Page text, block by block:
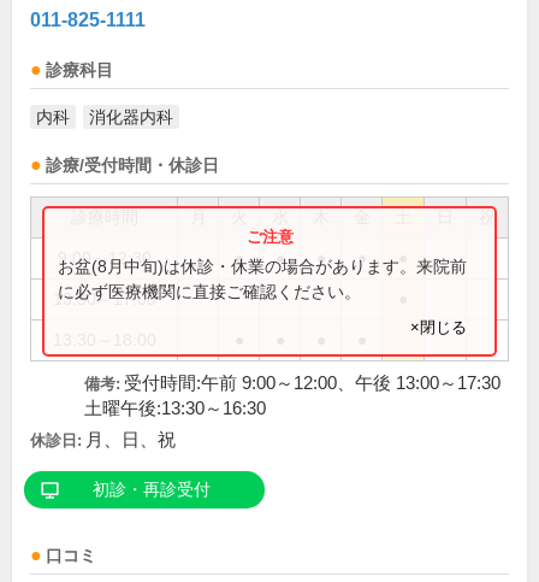
011-825-1111
診療科目
内科 消化器内科
診療/受付時間・休診日
祝
9:00～12:30 ● ● ● ●
13:30～17:00
お盆(8月中旬)は休診・休業の場合があります。来院前
に必ず医療機関に直接ご確認ください。
×閉じる
備考: 受付時間:午前 9:00～12:00、午後 13:00～17:30
土曜午後:13:30～16:30
休診日: 月、日、祝
初診・再診受付
口コミ